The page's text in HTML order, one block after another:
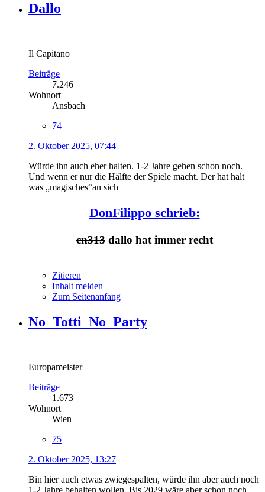
Dallo
Il Capitano
Beiträge
7.246
Wohnort
Ansbach
74
2. Oktober 2025, 07:44
Würde ihn auch eher halten. 1-2 Jahre gehen schon noch.
Und wenn er nur die Hälfte der Spiele macht. Der hat halt
was „magisches“an sich
DonFilippo schrieb:
cn313dallo hat immer recht
Zitieren
Inhalt melden
Zum Seitenanfang
No_Totti_No_Party
Europameister
Beiträge
1.673
Wohnort
Wien
75
2. Oktober 2025, 13:27
Bin hier auch etwas zwiegespalten, würde ihn aber auch noch